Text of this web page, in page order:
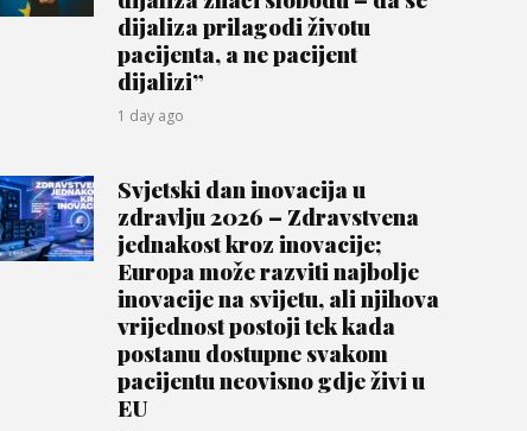
dijaliza prilagodi životu
pacijenta, a ne pacijent
dijalizi”
1 day ago
Svjetski dan inovacija u
zdravlju 2026 – Zdravstvena
jednakost kroz inovacije;
Europa može razviti najbolje
inovacije na svijetu, ali njihova
vrijednost postoji tek kada
postanu dostupne svakom
pacijentu neovisno gdje živi u
EU